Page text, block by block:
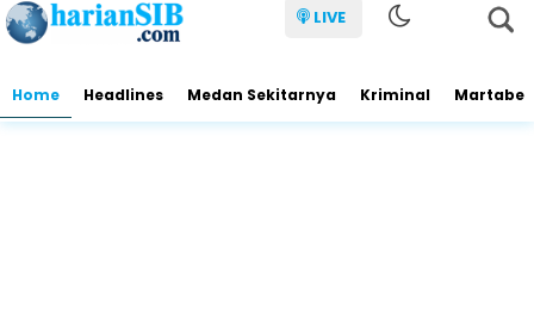
LIVE
Home Headlines Medan Sekitarnya Kriminal Martabe